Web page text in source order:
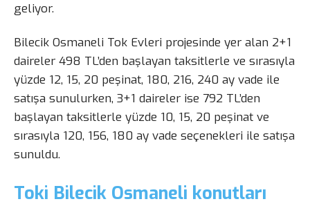
geliyor.
Bilecik Osmaneli Tok Evleri projesinde yer alan 2+1
daireler 498 TL’den başlayan taksitlerle ve sırasıyla
yüzde 12, 15, 20 peşinat, 180, 216, 240 ay vade ile
satışa sunulurken, 3+1 daireler ise 792 TL’den
başlayan taksitlerle yüzde 10, 15, 20 peşinat ve
sırasıyla 120, 156, 180 ay vade seçenekleri ile satışa
sunuldu.
Toki Bilecik Osmaneli konutları